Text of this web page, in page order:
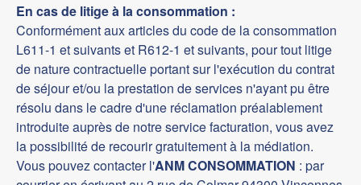
En cas de litige à la consommation :
Conformément aux articles du code de la consommation
L611-1 et suivants et R612-1 et suivants, pour tout litige
de nature contractuelle portant sur l'exécution du contrat
de séjour et/ou la prestation de services n'ayant pu être
résolu dans le cadre d'une réclamation préalablement
introduite auprès de notre service facturation, vous avez
la possibilité de recourir gratuitement à la médiation.
Vous pouvez contacter l'ANM CONSOMMATION : par